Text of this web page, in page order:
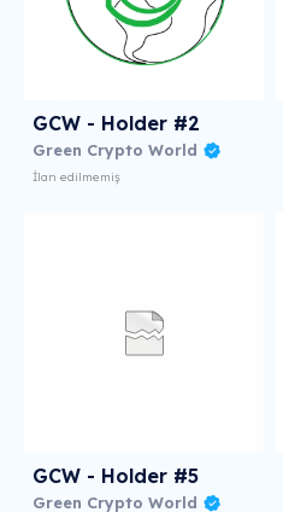
GCW - Holder #2
Green Crypto World
İlan edilmemiş
GCW - Holder #5
Green Crypto World